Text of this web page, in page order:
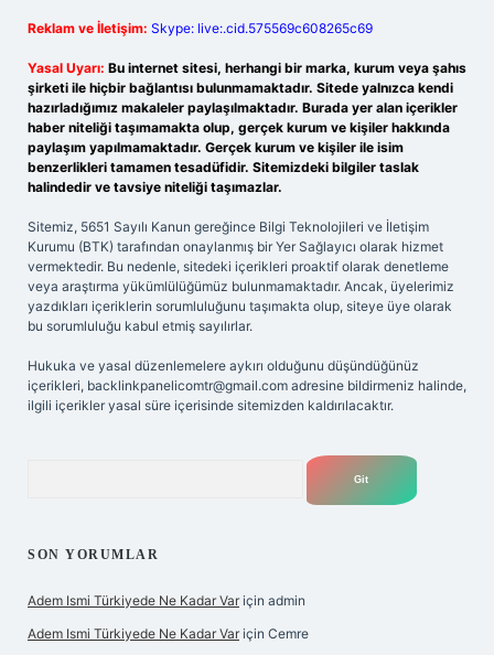
Reklam ve İletişim: Skype: live:.cid.575569c608265c69
Yasal Uyarı: Bu internet sitesi, herhangi bir marka, kurum veya şahıs
şirketi ile hiçbir bağlantısı bulunmamaktadır. Sitede yalnızca kendi
hazırladığımız makaleler paylaşılmaktadır. Burada yer alan içerikler
haber niteliği taşımamakta olup, gerçek kurum ve kişiler hakkında
paylaşım yapılmamaktadır. Gerçek kurum ve kişiler ile isim
benzerlikleri tamamen tesadüfidir. Sitemizdeki bilgiler taslak
halindedir ve tavsiye niteliği taşımazlar.
Sitemiz, 5651 Sayılı Kanun gereğince Bilgi Teknolojileri ve İletişim
Kurumu (BTK) tarafından onaylanmış bir Yer Sağlayıcı olarak hizmet
vermektedir. Bu nedenle, sitedeki içerikleri proaktif olarak denetleme
veya araştırma yükümlülüğümüz bulunmamaktadır. Ancak, üyelerimiz
yazdıkları içeriklerin sorumluluğunu taşımakta olup, siteye üye olarak
bu sorumluluğu kabul etmiş sayılırlar.
Hukuka ve yasal düzenlemelere aykırı olduğunu düşündüğünüz
içerikleri, backlinkpanelicomtr@gmail.com adresine bildirmeniz halinde,
ilgili içerikler yasal süre içerisinde sitemizden kaldırılacaktır.
SON YORUMLAR
Adem Ismi Türkiyede Ne Kadar Var için admin
Adem Ismi Türkiyede Ne Kadar Var için Cemre